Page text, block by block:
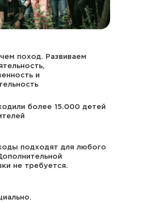
поход. Развиваем
и
более 15.000 детей
подходят для любого
не требуется.
и заполните
оплатить билеты.
для уточнения
почту,
заказа в вотсапе.